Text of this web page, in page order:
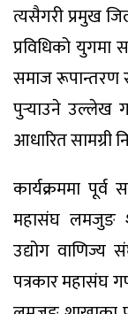
त्यसैगरी प्रमुख
प्रविधिको
समाज रूपान्तरण
पुर्‍याउने उल्लेख
आधारित सामग्री
कार्यक्रममा पूर्व
महासंघ लमजुङ
उद्योग वाणिज्य
पत्रकार महासंघ